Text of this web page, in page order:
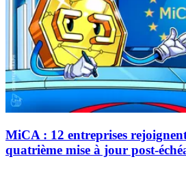
MiCA : 12 entreprises
quatrième mise à jour post-